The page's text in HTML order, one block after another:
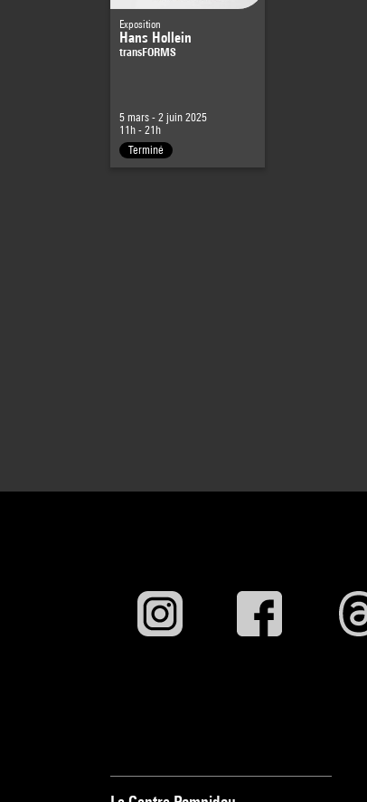
Exposition
Hans Hollein
transFORMS
5 mars - 2 juin 2025
11h - 21h
Terminé